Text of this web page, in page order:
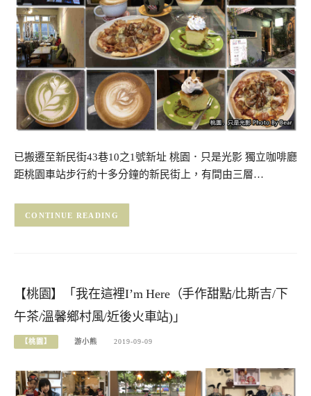
已搬遷至新民街43巷10之1號新址 桃園．只是光影 獨立咖啡廳
距桃園車站步行約十多分鐘的新民街上，有間由三層…
CONTINUE READING
【桃園】「我在這裡I’m Here（手作甜點/比斯吉/下
午茶/溫馨鄉村風/近後火車站)」
【桃園】 游小熊 2019-09-09